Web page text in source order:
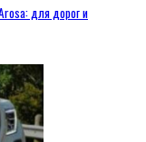
для дорог и